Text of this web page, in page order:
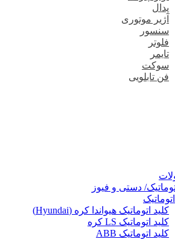
پدال
آژیر موتوری
سنسور
فلوتر
تایمر
سوکت
فن تابلویی
دستی و فیوز
کلید اتوماتیک هیواندا کره (Hyundai)
کلید اتوماتیک LS کره
کلید اتوماتیک ABB